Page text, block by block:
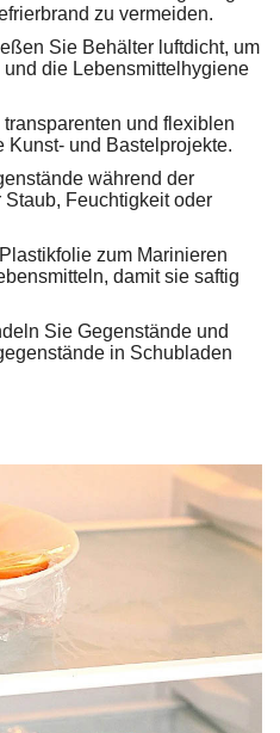
zu vermeiden.
Sie Behälter luftdicht, um
die Lebensmittelhygiene
und flexiblen
Kunst- und Bastelprojekte.
während der
Feuchtigkeit oder
zum Marinieren
damit sie saftig
Sie Gegenstände und
in Schubladen